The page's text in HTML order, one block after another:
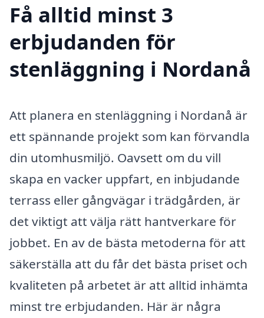
Få alltid minst 3
erbjudanden för
stenläggning i Nordanå
Att planera en stenläggning i Nordanå är
ett spännande projekt som kan förvandla
din utomhusmiljö. Oavsett om du vill
skapa en vacker uppfart, en inbjudande
terrass eller gångvägar i trädgården, är
det viktigt att välja rätt hantverkare för
jobbet. En av de bästa metoderna för att
säkerställa att du får det bästa priset och
kvaliteten på arbetet är att alltid inhämta
minst tre erbjudanden. Här är några